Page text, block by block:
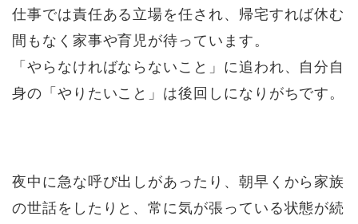
仕事では責任ある立場を任され、帰宅すれば休む
間もなく家事や育児が待っています。
「やらなければならないこと」に追われ、自分自
身の「やりたいこと」は後回しになりがちです。
夜中に急な呼び出しがあったり、朝早くから家族
の世話をしたりと、常に気が張っている状態が続